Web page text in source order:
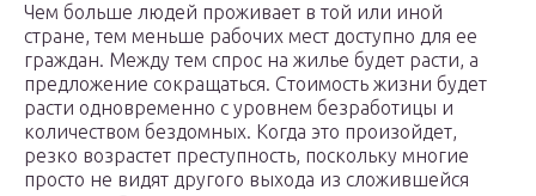
Чем больше людей проживает в той или иной
стране, тем меньше рабочих мест доступно для ее
граждан. Между тем спрос на жилье будет расти, а
предложение сокращаться. Стоимость жизни будет
расти одновременно с уровнем безработицы и
количеством бездомных. Когда это произойдет,
резко возрастет преступность, поскольку многие
просто не видят другого выхода из сложившейся